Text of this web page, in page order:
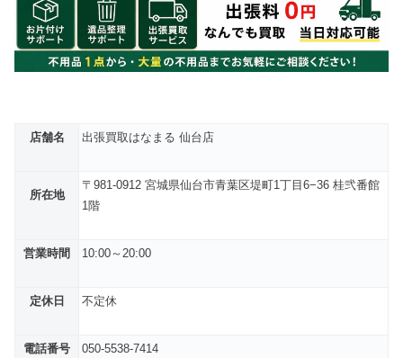
店舗名 出張買取はなまる 仙台店
所在地
〒981-0912 宮城県仙台市青葉区堤町1丁目6−36 桂弐番館
1階
営業時間 10:00～20:00
定休日 不定休
電話番号 050-5538-7414